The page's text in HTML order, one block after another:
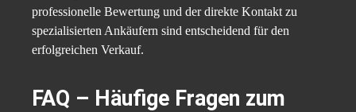
professionelle Bewertung und der direkte Kontakt zu
spezialisierten Ankäufern sind entscheidend für den
erfolgreichen Verkauf.
FAQ – Häufige Fragen zum